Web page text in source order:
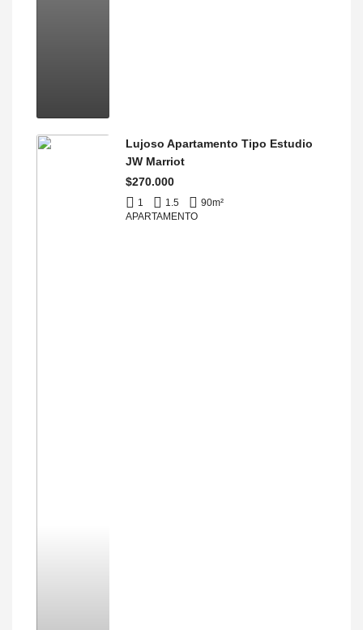
Lujoso Apartamento Tipo Estudio
JW Marriot
$270.000
1 1.5 90m²
APARTAMENTO